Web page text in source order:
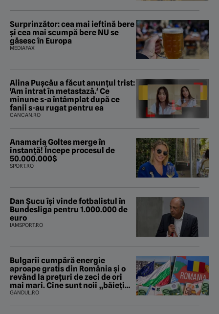
Surprinzător: cea mai ieftină bere
și cea mai scumpă bere NU se
găsesc în Europa
MEDIAFAX
Alina Pușcău a făcut anunțul trist:
'Am intrat în metastază.' Ce
minune s-a întâmplat după ce
fanii s-au rugat pentru ea
CANCAN.RO
Anamaria Goltes merge în
instanță! Începe procesul de
50.000.000$
SPORT.RO
Dan Șucu își vinde fotbalistul în
Bundesliga pentru 1.000.000 de
euro
IAMSPORT.RO
Bulgarii cumpără energie
aproape gratis din România și o
revând la prețuri de zeci de ori
mai mari. Cine sunt noii „băieți
deștepți” din energie de la sud de
GANDUL.RO